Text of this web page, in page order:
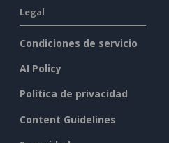
Legal
Condiciones de servicio
AI Policy
Política de privacidad
Content Guidelines